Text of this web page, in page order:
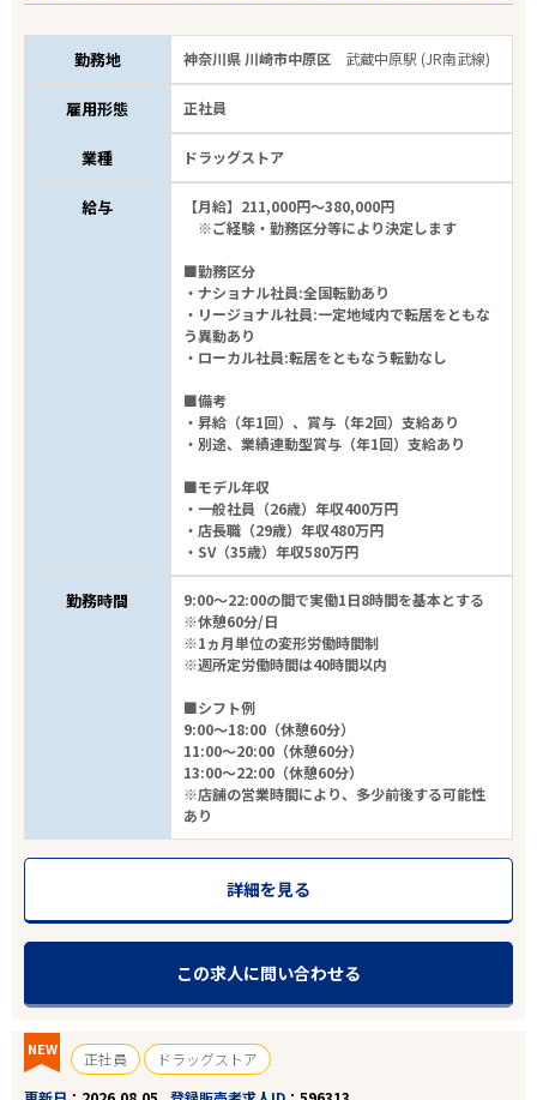
勤務地 神奈川県 川崎市中原区 武蔵中原駅 (JR南武線)
雇用形態 正社員
業種 ドラッグストア
給与
【月給】211,000円～380,000円
※ご経験・勤務区分等により決定します
■勤務区分
・ナショナル社員:全国転勤あり
・リージョナル社員:一定地域内で転居をともな
う異動あり
・ローカル社員:転居をともなう転勤なし
■備考
・昇給（年1回）、賞与（年2回）支給あり
・別途、業績連動型賞与（年1回）支給あり
■モデル年収
・一般社員（26歳）年収400万円
・店長職（29歳）年収480万円
・SV（35歳）年収580万円
勤務時間
9:00～22:00の間で実働1日8時間を基本とする
※休憩60分/日
※1ヵ月単位の変形労働時間制
※週所定労働時間は40時間以内
■シフト例
9:00～18:00（休憩60分）
11:00～20:00（休憩60分）
13:00～22:00（休憩60分）
※店舗の営業時間により、多少前後する可能性
あり
詳細を見る
この求人に問い合わせる
NEW 正社員
ドラッグストア